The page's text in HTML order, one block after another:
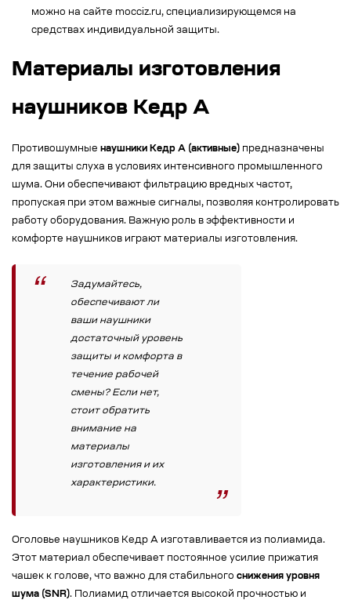
можно на сайте mocciz.ru, специализирующемся на
средствах индивидуальной защиты.
Материалы изготовления
наушников Кедр А
Противошумные наушники Кедр А (активные) предназначены
для защиты слуха в условиях интенсивного промышленного
шума. Они обеспечивают фильтрацию вредных частот,
пропуская при этом важные сигналы, позволяя контролировать
работу оборудования. Важную роль в эффективности и
комфорте наушников играют материалы изготовления.
Задумайтесь,
обеспечивают ли
ваши наушники
достаточный уровень
защиты и комфорта в
течение рабочей
смены? Если нет,
стоит обратить
внимание на
материалы
изготовления и их
характеристики.
Оголовье наушников Кедр А изготавливается из полиамида.
Этот материал обеспечивает постоянное усилие прижатия
чашек к голове, что важно для стабильного снижения уровня
шума (SNR). Полиамид отличается высокой прочностью и